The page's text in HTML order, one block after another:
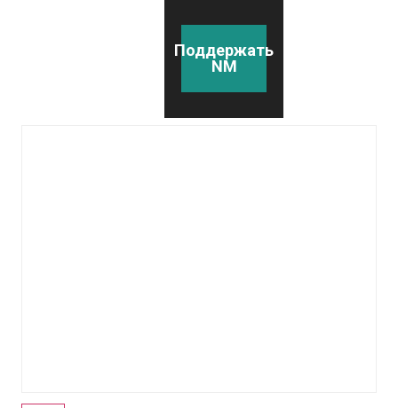
Поддержать
NM